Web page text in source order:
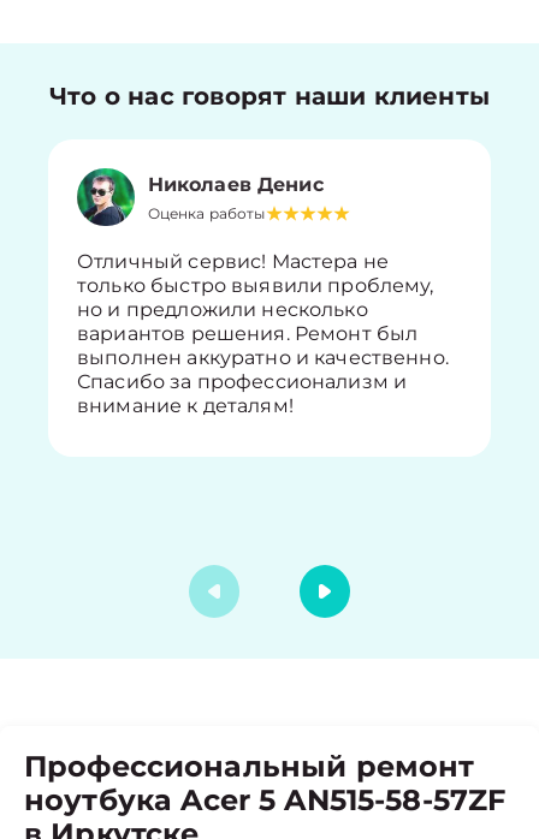
Что о нас говорят наши клиенты
Николаев Денис
Оценка работы
Отличный сервис! Мастера не
только быстро выявили проблему,
но и предложили несколько
вариантов решения. Ремонт был
выполнен аккуратно и качественно.
Спасибо за профессионализм и
внимание к деталям!
Профессиональный ремонт
ноутбука Acer 5 AN515-58-57ZF